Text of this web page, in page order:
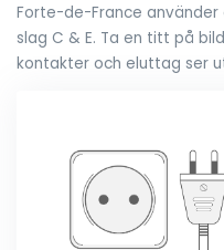
Forte-de-France
slag C & E. Ta en titt på
kontakter och eluttag ser